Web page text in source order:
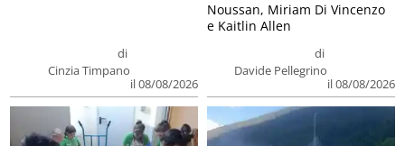
di
Cinzia Timpano
il 08/08/2026
di
Davide Pellegrino
il 08/08/2026
Noussan, Miriam Di Vincenzo
e Kaitlin Allen